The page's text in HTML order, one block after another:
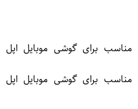
کاور طرح گربه کد 110540809 مناسب برای گوشی موبایل اپل
کاور طرح گربه کد 110540809 مناسب برای گوشی موبایل اپل